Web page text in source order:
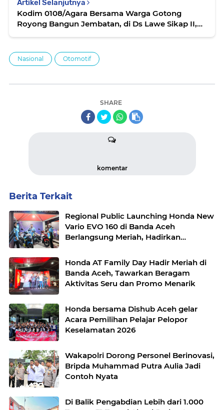
Artikel Selanjutnya
Kodim 0108/Agara Bersama Warga Gotong
Royong Bangun Jembatan, di Ds Lawe Sikap II,
Nasional Otomotif
SHARE
komentar
Berita Terkait
Regional Public Launching Honda New
Vario EVO 160 di Banda Aceh
Berlangsung Meriah, Hadirkan
Masyarakat
Honda AT Family Day Hadir Meriah di
Banda Aceh, Tawarkan Beragam
Aktivitas Seru dan Promo Menarik
Honda bersama Dishub Aceh gelar
Acara Pemilihan Pelajar Pelopor
Keselamatan 2026
Wakapolri Dorong Personel Berinovasi,
Bripda Muhammad Putra Aulia Jadi
Contoh Nyata
Di Balik Pengabdian Lebih dari 1.000